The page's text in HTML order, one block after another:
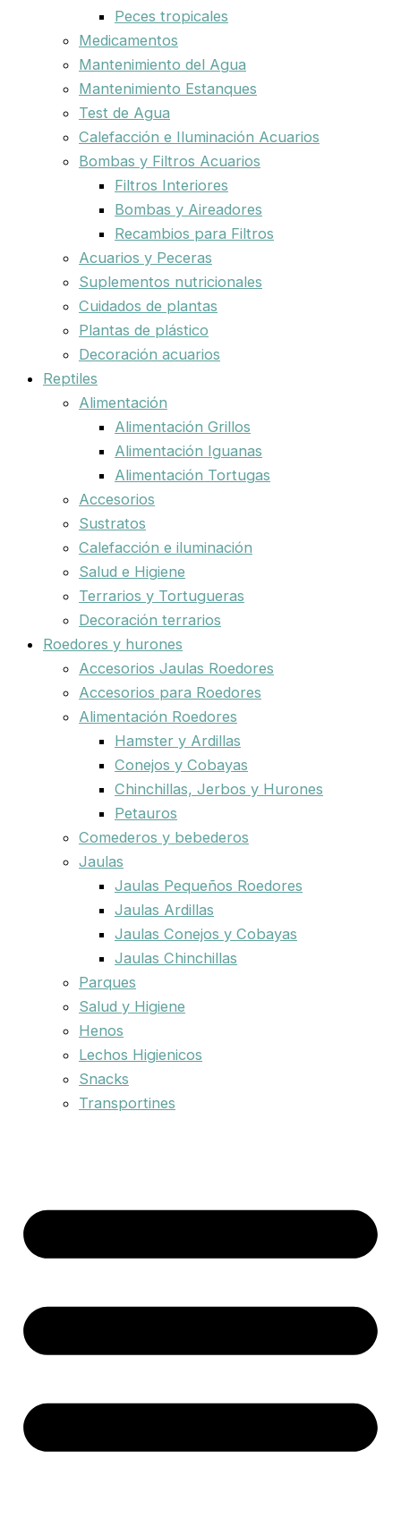
Peces tropicales
Medicamentos
Mantenimiento del Agua
Mantenimiento Estanques
Test de Agua
Calefacción e Iluminación Acuarios
Bombas y Filtros Acuarios
Filtros Interiores
Bombas y Aireadores
Recambios para Filtros
Acuarios y Peceras
Suplementos nutricionales
Cuidados de plantas
Plantas de plástico
Decoración acuarios
Reptiles
Alimentación
Alimentación Grillos
Alimentación Iguanas
Alimentación Tortugas
Accesorios
Sustratos
Calefacción e iluminación
Salud e Higiene
Terrarios y Tortugueras
Decoración terrarios
Roedores y hurones
Accesorios Jaulas Roedores
Accesorios para Roedores
Alimentación Roedores
Hamster y Ardillas
Conejos y Cobayas
Chinchillas, Jerbos y Hurones
Petauros
Comederos y bebederos
Jaulas
Jaulas Pequeños Roedores
Jaulas Ardillas
Jaulas Conejos y Cobayas
Jaulas Chinchillas
Parques
Salud y Higiene
Henos
Lechos Higienicos
Snacks
Transportines